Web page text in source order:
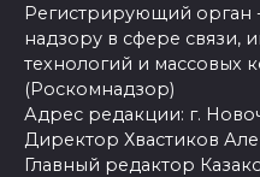
Регистрирующий орган
надзору в сфере связи,
технологий и массовых
(Роскомнадзор)
Адрес редакции: г.
Директор Хвастиков
Главный редактор